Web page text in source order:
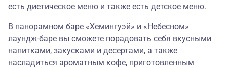
есть диетическое меню и также есть детское меню.
В панорамном баре «Хемингуэй» и «Небесном»
лаундж-баре вы сможете порадовать себя вкусными
напитками, закусками и десертами, а также
насладиться ароматным кофе, приготовленным